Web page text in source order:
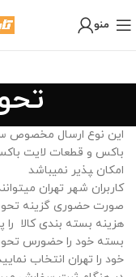
منو
این نوع ارسال مخصوص
باکس و قطعات لایت باکس
امکان ‍پذیر نمیباشد
کاربران شهر تهران
صورت حضوری گزینه
هزینه بسته بندی کالا
بسته خود را حضورس
خود را تهران انتخاب